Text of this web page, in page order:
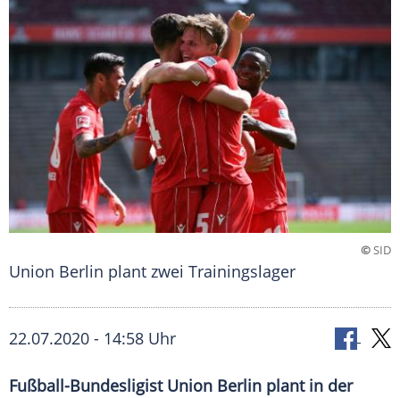
©SID
Union Berlin plant zwei Trainingslager
22.07.2020 - 14:58 Uhr
Fußball-Bundesligist Union Berlin plant in der